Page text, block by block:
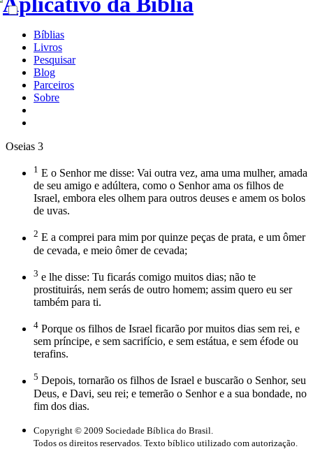
Bíblias
Livros
Pesquisar
Blog
Parceiros
Sobre
Oseias 3
1 E o Senhor me disse: Vai outra vez, ama uma mulher, amada
de seu amigo e adúltera, como o Senhor ama os filhos de
Israel, embora eles olhem para outros deuses e amem os bolos
de uvas.
2 E a comprei para mim por quinze peças de prata, e um ômer
de cevada, e meio ômer de cevada;
3 e lhe disse: Tu ficarás comigo muitos dias; não te
prostituirás, nem serás de outro homem; assim quero eu ser
também para ti.
4 Porque os filhos de Israel ficarão por muitos dias sem rei, e
sem príncipe, e sem sacrifício, e sem estátua, e sem éfode ou
terafins.
5 Depois, tornarão os filhos de Israel e buscarão o Senhor, seu
Deus, e Davi, seu rei; e temerão o Senhor e a sua bondade, no
fim dos dias.
Copyright © 2009 Sociedade Bíblica do Brasil.
Todos os direitos reservados. Texto bíblico utilizado com autorização.